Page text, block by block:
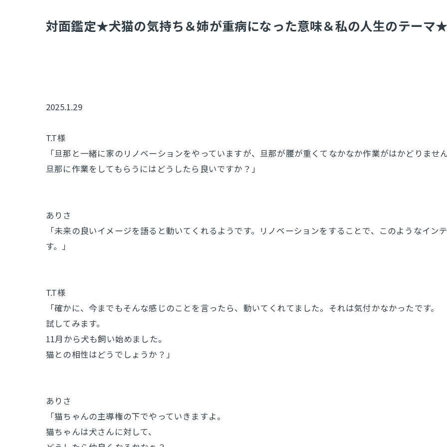
対面鑑定★犬猫の気持ち＆姉が重病になった意味＆私の人生のテーマ
2025.1.29
T.T様
「旦那と一緒に家のリノベーションをやっていますが、旦那が腰が重くてなかなか作業がはかどりません
旦那に作業をしてもらうにはどうしたら良いですか？」
ありさ
「未来の良いイメージを語ると動いてくれるようです。リノベーションをすることで、このようなイン
す。」
T.T様
「確かに、今までもそんな感じのことを言ったら、動いてくれてました。それは気付かなかったです。
試してみます。
11月から犬も飼い始めました。
猫との相性はどうでしょうか？」
ありさ
「猫ちゃんの主導権の下でやっていきますよ。
猫ちゃんは犬さんに対して、